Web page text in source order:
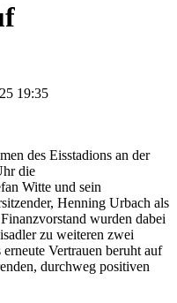
19:35
des Eisstadions an der
die
Witte und sein
Henning Urbach als
wurden dabei
zu weiteren zwei
Vertrauen beruht auf
durchweg positiven